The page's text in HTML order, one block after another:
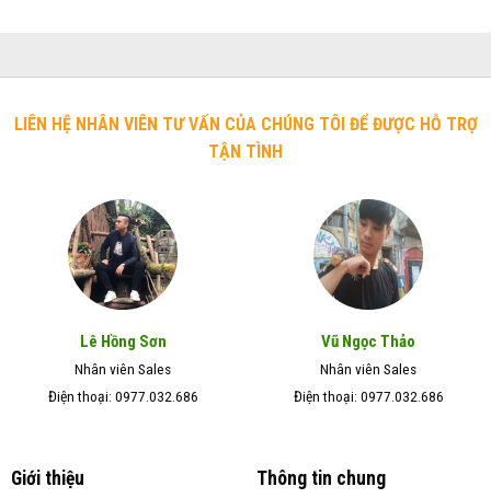
LIÊN HỆ NHÂN VIÊN TƯ VẤN CỦA CHÚNG TÔI ĐỂ ĐƯỢC HỖ TRỢ
TẬN TÌNH
Lê Hồng Sơn
Nhân viên Sales
Điện thoại: 0977.032.686
Vũ Ngọc Thảo
Nhân viên Sales
Điện thoại: 0977.032.686
Giới thiệu Thông tin chung